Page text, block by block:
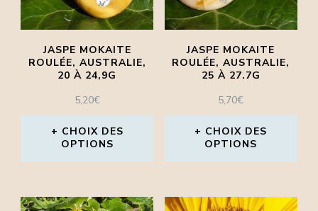
options
peuvent
être
choisies
sur
la
page
produit
options
peuvent
être
choisies
sur
la
page
produit
JASPE MOKAITE
ROULÉE, AUSTRALIE,
20 À 24,9G
5,20€
CHOIX DES
OPTIONS
produit
JASPE MOKAITE
ROULÉE, AUSTRALIE,
25 À 27.7G
5,70€
CHOIX DES
OPTIONS
produit